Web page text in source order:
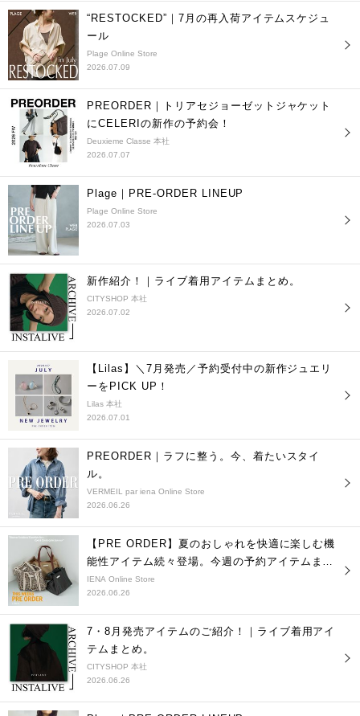
“RESTOCKED”｜7月の再入荷アイテムスケジュ
ール
Plage Online Store
2026.07.09
PREORDER｜トリアセジョーゼットジャケット
にCELERIの新作の予約会！
Deuxieme Classe 本社
2026.07.07
Plage｜PRE-ORDER LINEUP
Plage Online Store
2026.07.03
新作紹介！｜ライブ着用アイテムまとめ。
CITYSHOP 本社
2026.07.02
【Lilas】＼7月発売／予約受付中の新作ジュエリ
ーをPICK UP！
Lilas 本社
2026.07.01
PREORDER｜ラフに整う。今、着たいスタイ
ル。
VERMEIL par iena Online Store
2026.06.26
【PRE ORDER】夏のおしゃれを快適に楽しむ機
能性アイテム続々登場。今週の予約アイテムまと
め
IENA Online Store
2026.06.26
7・8月発売アイテムのご紹介！｜ライブ着用アイ
テムまとめ。
CITYSHOP 本社
2026.06.26